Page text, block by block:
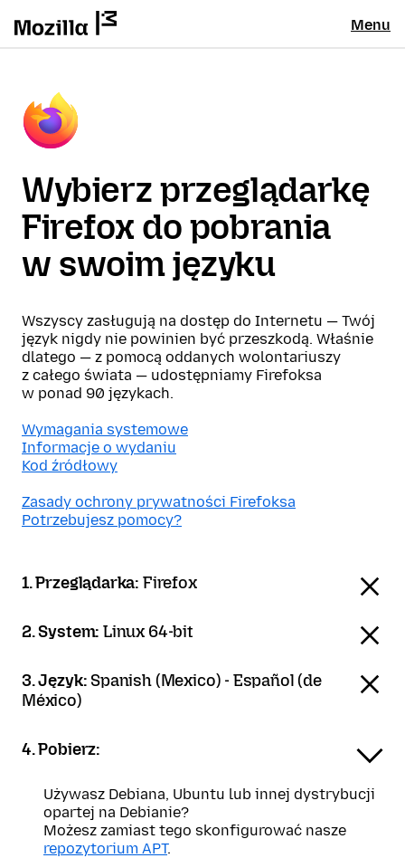
Menu
Wybierz przeglądarkę
Firefox do pobrania
w swoim języku
Wszyscy zasługują na dostęp do Internetu — Twój
język nigdy nie powinien być przeszkodą. Właśnie
dlatego — z pomocą oddanych wolontariuszy
z całego świata — udostępniamy Firefoksa
w ponad 90 językach.
Wymagania systemowe
Informacje o wydaniu
Kod źródłowy
Zasady ochrony prywatności Firefoksa
Potrzebujesz pomocy?
1. Przeglądarka: Firefox
2. System:Linux 64-bit
3. Język: Spanish (Mexico) - Español (de
México)
4. Pobierz:
Używasz Debiana, Ubuntu lub innej dystrybucji
opartej na Debianie?
Możesz zamiast tego skonfigurować nasze
repozytorium APT.